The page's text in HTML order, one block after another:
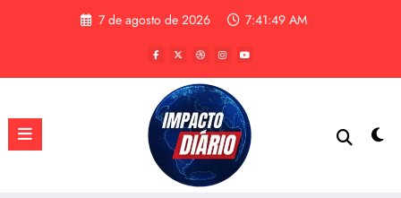
7 de agosto de 2026 7:41:49 AM